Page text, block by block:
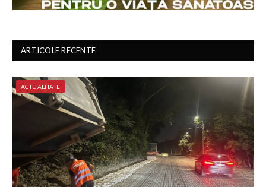
ARTICOLE RECENTE
ACTUALITATE